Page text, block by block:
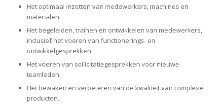
Het optimaal inzetten van medewerkers, machines en
materialen.
Het begeleiden, trainen en ontwikkelen van medewerkers,
inclusief het voeren van functionerings- en
ontwikkelgesprekken.
Het voeren van sollicitatiegesprekken voor nieuwe
teamleden.
Het bewaken en verbeteren van de kwaliteit van complexe
producten.